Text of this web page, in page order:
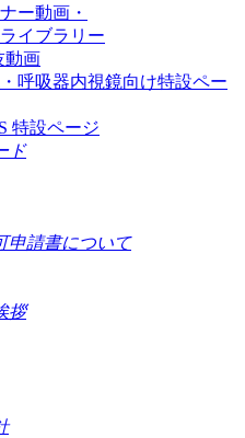
ー動画・
イブラリー
動画
呼吸器内視鏡向け特設ペー
特設ページ
ド
申請書について
拶